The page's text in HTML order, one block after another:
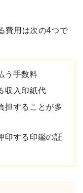
費用は次の4つで
う手数料
収入印紙代
担することが多
印する印鑑の証